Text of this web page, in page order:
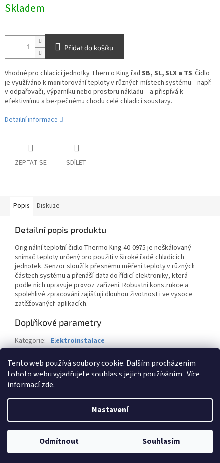
Tento web používá soubory cookie. Dalším procházením
tohoto webu vyjadřujete souhlas s jejich používáním.. Více
informacízde.
Nastavení
Odmítnout Souhlasím
cena:
Skladem
Přidat do košíku
Vhodné pro chladicí jednotky Thermo King řad SB, SL, SLX a TS. Čidlo
je využíváno k monitorování teploty v různých místech systému – např.
v odpařovači, výparníku nebo prostoru nákladu – a přispívá k
efektivnímu a bezpečnému chodu celé chladicí soustavy.
Detailní informace
ZEPTAT SE SDÍLET
Popis Diskuze
Detailní popis produktu
Originální teplotní čidlo Thermo King 40-0975 je neškálovaný
snímač teploty určený pro použití v široké řadě chladicích
jednotek. Senzor slouží k přesnému měření teploty v různých
částech systému a přenáší data do řídicí elektroniky, která
podle nich upravuje provoz zařízení. Robustní konstrukce a
spolehlivé zpracování zajišťují dlouhou životnost i ve vysoce
zatěžovaných aplikacích.
Doplňkové parametry
Kategorie: Elektroinstalace
Hmotnost
1 kg
Vytvořil Shoptet
Copyright 2026BTK-Servis CZ s.r.o. . Všechna práva vyhrazena.